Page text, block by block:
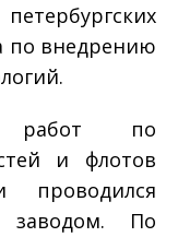
по внедрению
работ по
и флотов
проводился
заводом. По